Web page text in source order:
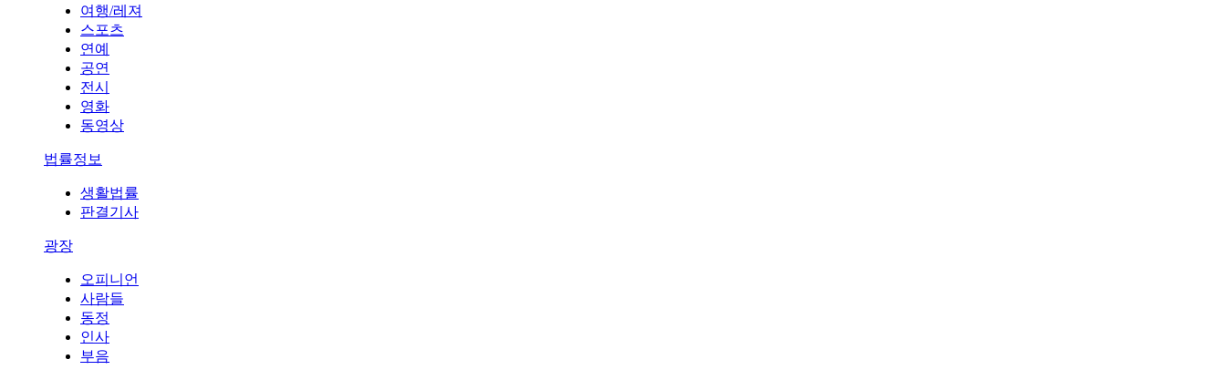
여행/레져
스포츠
연예
공연
전시
영화
동영상
법률정보
생활법률
판결기사
광장
오피니언
사람들
동정
인사
부음